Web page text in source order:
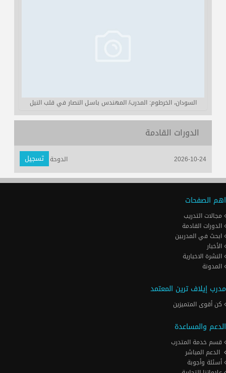
السودان، الخرطوم: المدرب/ المهندس باسـل النصار في قلب النيل
الدورات القادمة
2026-10-24 الدوحة تسجيل
اهم الصفحات
مجالات التدريب
الدورات القادمة
ابحث في المدربين
الأخبار
النشرة الاخبارية
المدونة
مدرب إيلاف ترين المعتمد
كن أقوى المتميزين
الدعم والمساعدة
قسم خدمة المتدرب
الدعم المباشر
أسئلة وأجوبة